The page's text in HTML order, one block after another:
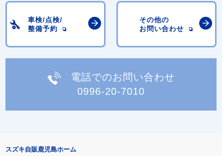
車検/点検/
整備予約
その他の
お問い合わせ
電話でのお問い合わせ
0996-20-7010
スズキ自販鹿児島ホーム